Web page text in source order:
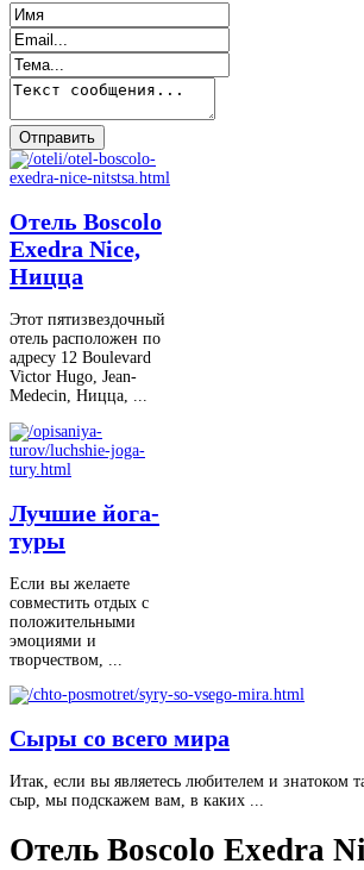
Отель Boscolo
Exedra Nice,
Ницца
Этот пятизвездочный
отель расположен по
адресу 12 Boulevard
Victor Hugo, Jean-
Medecin, Ницца, ...
Лучшие йога-
туры
Если вы желаете
совместить отдых с
положительными
эмоциями и
творчеством, ...
Сыры со всего мира
Итак, если вы являетесь любителем и знатоком
сыр, мы подскажем вам, в каких ...
Отель Boscolo Exedra